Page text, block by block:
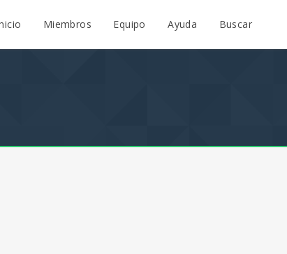
Miembros Equipo Ayuda Buscar